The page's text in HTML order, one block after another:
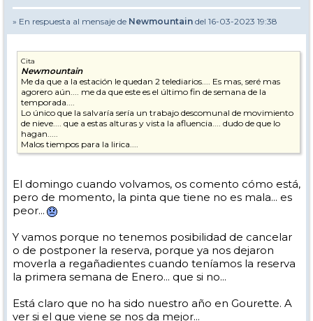
» En respuesta al mensaje de Newmountain del 16-03-2023 19:38
Cita
Newmountain
Me da que a la estación le quedan 2 telediarios.... Es mas, seré mas
agorero aún.... me da que este es el último fin de semana de la
temporada....
Lo único que la salvaría sería un trabajo descomunal de movimiento
de nieve.... que a estas alturas y vista la afluencia.... dudo de que lo
hagan.....
Malos tiempos para la lirica....
El domingo cuando volvamos, os comento cómo está,
pero de momento, la pinta que tiene no es mala... es
peor...
Y vamos porque no tenemos posibilidad de cancelar
o de postponer la reserva, porque ya nos dejaron
moverla a regañadientes cuando teníamos la reserva
la primera semana de Enero... que si no...
Está claro que no ha sido nuestro año en Gourette. A
ver si el que viene se nos da mejor...